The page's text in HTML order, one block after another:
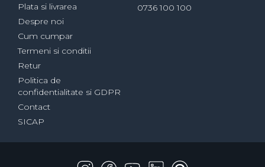
Plata si livrarea
Despre noi
Cum cumpar
Termeni si conditii
Retur
Politica de
confidentialitate si GDPR
Contact
SICAP
0736 100 100